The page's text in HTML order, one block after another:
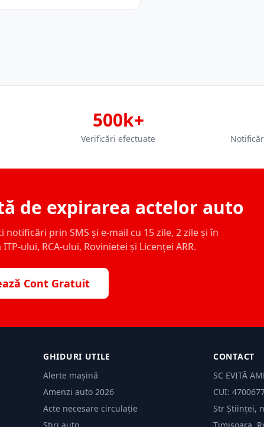
500k+
Verificări efectuate
de expirarea actelor auto
prin SMS și e-mail cu 15 zile, 2 zile și în
ului, RCA-ului, Rovinietei și Licenței ARR.
Cont Gratuit
GHIDURI UTILE
Alerte mașină
Amenzi auto 2026
Acte necesare circulație
CONTACT
SC EVITĂ
CUI:
Str Științei,